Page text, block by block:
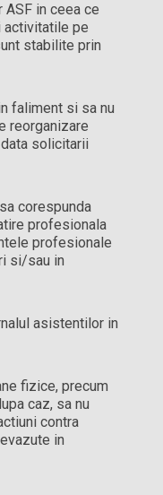
in ceea ce
activitatile pe
stabilite prin
faliment si sa nu
reorganizare
solicitarii
corespunda
profesionala
profesionale
si/sau in
asistentilor in
fizice, precum
caz, sa nu
contra
in